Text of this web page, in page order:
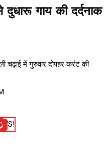
गाय की दर्दनाक
चढ़ाई में गुरुवार दोपहर करंट की